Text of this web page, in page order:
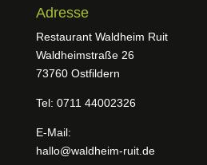
Adresse
Restaurant Waldheim Ruit
Waldheimstraße 26
73760 Ostfildern
Tel: 0711 44002326
E-Mail:
hallo@waldheim-ruit.de